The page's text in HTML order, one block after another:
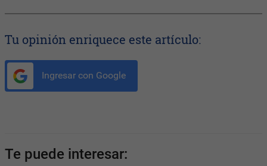
Tu opinión enriquece este artículo:
Ingresar con Google
Te puede interesar: